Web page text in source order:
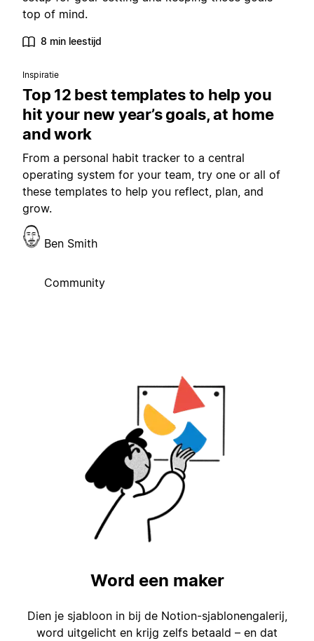
top of mind.
8 min leestijd
Inspiratie
Top 12 best templates to help you
hit your new year’s goals, at home
and work
From a personal habit tracker to a central
operating system for your team, try one or all of
these templates to help you reflect, plan, and
grow.
Ben Smith
Community
Word een maker
Dien je sjabloon in bij de Notion-sjablonengalerij,
word uitgelicht en krijg zelfs betaald – en dat